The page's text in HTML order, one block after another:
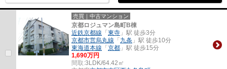
売買｜中古マンション
京都ロジュマン島町B棟
近鉄京都線 「東寺 」駅 徒歩3分
京都市営烏丸線 「九条 」駅 徒歩10分
東海道本線 「京都 」駅 徒歩15分
1,690万円
間取:3LDK/64.42㎡